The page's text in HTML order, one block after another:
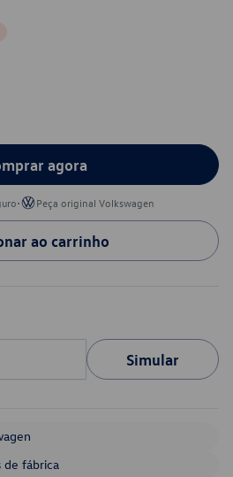
agora
• Peça original Volkswagen
ao carrinho
Simular
de fábrica